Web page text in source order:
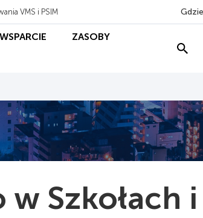
VMS i PSIM
WSPARCIE ZASOBY
Szkołach